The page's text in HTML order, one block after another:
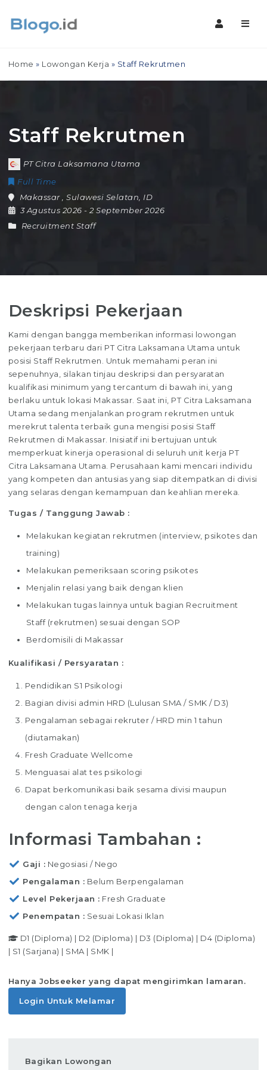
Home » Lowongan Kerja » Staff Rekrutmen
Staff Rekrutmen
PT Citra Laksamana Utama
Full Time
Makassar
,Sulawesi Selatan ID
3 Agustus 2026- 2 September 2026
Recruitment Staff
Deskripsi Pekerjaan
Kami dengan bangga memberikan informasi lowongan
pekerjaan terbaru dari PT Citra Laksamana Utama untuk
posisi Staff Rekrutmen. Untuk memahami peran ini
sepenuhnya, silakan tinjau deskripsi dan persyaratan
kualifikasi minimum yang tercantum di bawah ini, yang
berlaku untuk lokasi Makassar. Saat ini, PT Citra Laksamana
Utama sedang menjalankan program rekrutmen untuk
merekrut talenta terbaik guna mengisi posisi Staff
Rekrutmen di Makassar. Inisiatif ini bertujuan untuk
memperkuat kinerja operasional di seluruh unit kerja PT
Citra Laksamana Utama. Perusahaan kami mencari individu
yang kompeten dan antusias yang siap ditempatkan di divisi
yang selaras dengan kemampuan dan keahlian mereka.
Tugas / Tanggung Jawab :
Melakukan kegiatan rekrutmen (interview, psikotes dan
training)
Melakukan pemeriksaan scoring psikotes
Menjalin relasi yang baik dengan klien
Melakukan tugas lainnya untuk bagian Recruitment
Staff (rekrutmen) sesuai dengan SOP
Berdomisili di Makassar
Kualifikasi / Persyaratan :
Pendidikan S1 Psikologi
Bagian divisi admin HRD (Lulusan SMA / SMK / D3)
Pengalaman sebagai rekruter / HRD min 1 tahun
(diutamakan)
Fresh Graduate Wellcome
Menguasai alat tes psikologi
Dapat berkomunikasi baik sesama divisi maupun
dengan calon tenaga kerja
Informasi Tambahan :
Gaji
Negosiasi / Nego
Pengalaman
Belum Berpengalaman
Level Pekerjaan
Fresh Graduate
Penempatan
Sesuai Lokasi Iklan
D1 (Diploma) | D2 (Diploma) | D3 (Diploma) | D4 (Diploma)
| S1 (Sarjana) | SMA | SMK |
Hanya Jobseeker yang dapat mengirimkan lamaran.
Login Untuk Melamar
Bagikan Lowongan